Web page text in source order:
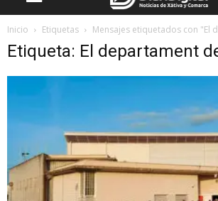
Inicio Etiquetas Mensajes etiquetados con "El
Etiqueta: El departament